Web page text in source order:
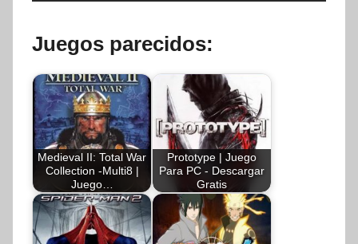
Juegos parecidos:
Medieval II: Total War
Collection -Multi8 |
Juego…
Prototype | Juego
Para PC - Descargar
Gratis